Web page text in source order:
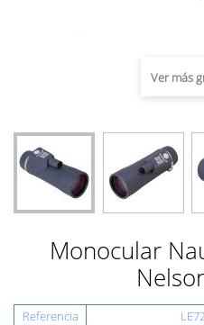
Ver más
Monocular
Referencia